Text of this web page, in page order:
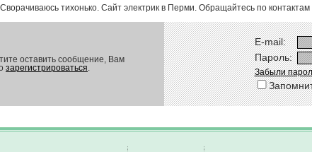
Сворачиваюсь тихонько. Сайт электрик в Перми. Обращайтесь по
оставить сообщение, Вам
зарегистрироваться.
E-mail:
Пароль:
Забыли